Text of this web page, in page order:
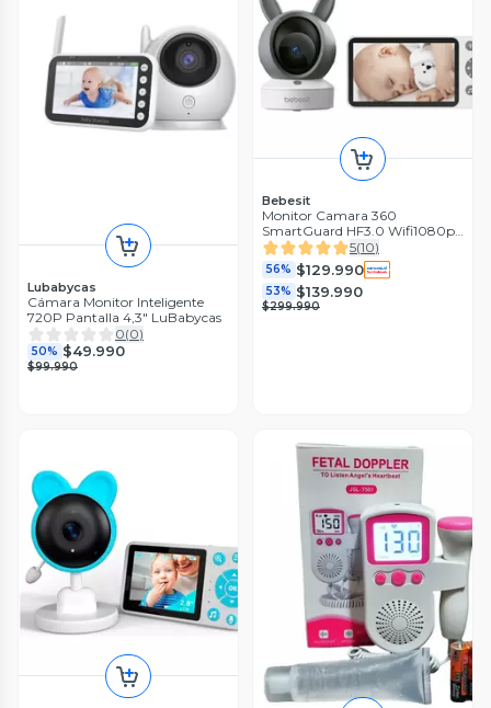
Lubabycas
Cámara Monitor Inteligente
720P Pantalla 4,3″ LuBabycas
0(0)
50% $49.990
$99.990
Bebesit
Monitor Camara 360
SmartGuard HF3.0 Wifi1080p
Ruido+Soporte
5(10)
56% $129.990
53% $139.990
$299.990